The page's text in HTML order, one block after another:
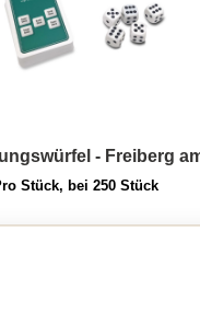
- Freiberg
Stück, bei 250 Stück